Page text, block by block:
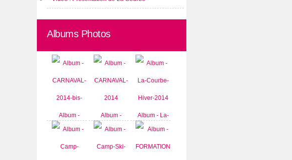
Albums Photos
Album -
CARNAVAL-
2014-bis-
Album -
CARNAVAL-
2014
Album - La-
Courbe-
Hiver-2014